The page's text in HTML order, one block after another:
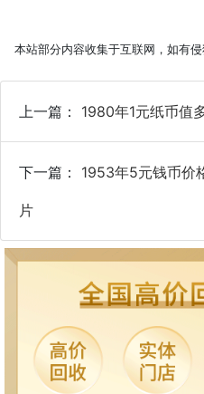
本站部分内容收集于互联网，如有
上一篇： 1980年1元纸币值
下一篇： 1953年5元钱币价
片